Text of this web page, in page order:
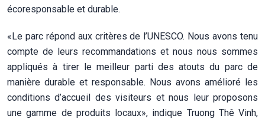
écoresponsable et durable.
«Le parc répond aux critères de l’UNESCO. Nous avons tenu
compte de leurs recommandations et nous nous sommes
appliqués à tirer le meilleur parti des atouts du parc de
manière durable et responsable. Nous avons amélioré les
conditions d’accueil des visiteurs et nous leur proposons
une gamme de produits locaux», indique Truong Thê Vinh,